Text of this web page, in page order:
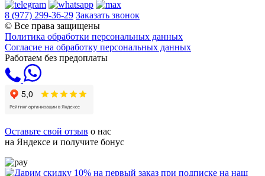
8 (977) 299-36-29 Заказать звонок
© Все права защищены
Политика обработки персональных данных
Согласие на обработку персональных данных
Работаем без предоплаты
Оставьте свой отзыв о нас
на Яндексе и получите бонус